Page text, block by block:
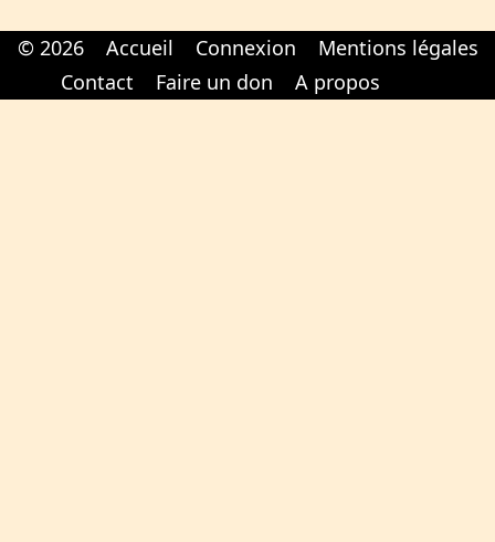
© 2026 Accueil Connexion
Mentions légales
Contact
Faire un don A propos